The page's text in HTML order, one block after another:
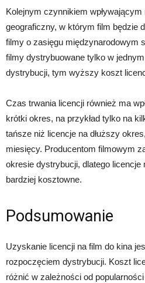
Kolejnym czynnikiem
geograficzny, w którym film będzie
filmy o zasięgu międzynarodowym
filmy dystrybuowane tylko w
dystrybucji, tym wyższy koszt
Czas trwania licencji również ma
krótki okres, na przykład tylko na
tańsze niż licencje na dłuższy
miesięcy. Producentom filmowym
okresie dystrybucji, dlatego licencje
bardziej kosztowne.
Podsumowanie
Uzyskanie licencji na film do kina
rozpoczęciem dystrybucji. Koszt
różnić w zależności od